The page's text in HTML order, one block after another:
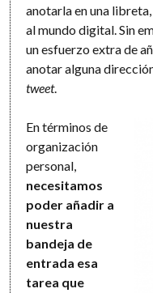
anotarla en una
al mundo digital. Sin
un esfuerzo extra de
anotar alguna
tweet.
En términos de
organización
personal,
necesitamos
poder añadir a
nuestra
bandeja de
entrada esa
tarea que